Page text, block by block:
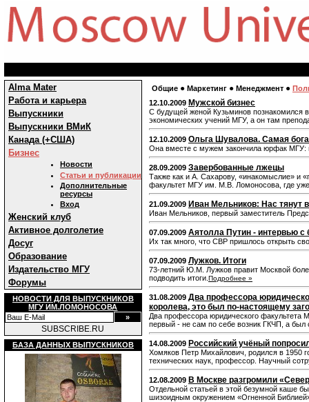
Alma Mater
Работа и карьера
Выпускники
Выпускники ВМиК
Канада (+США)
Бизнес
Новости
Статьи и публикации
Дополнительные
ресурсы
Вход
Женский клуб
Активное долголетие
Досуг
Образование
Издательство МГУ
Форумы
НОВОСТИ ДЛЯ ВЫПУСКНИКОВ
МГУ ИМ.ЛОМОНОСОВА
SUBSCRIBE.RU
БАЗА ДАННЫХ ВЫПУСКНИКОВ
Общие ● Маркетинг ● Менеджмент ●
12.10.2009 Мужской бизнес
С будущей женой Кузьминов познакомился
экономических учений МГУ, а он там
12.10.2009 Ольга Шувалова. Самая
Она вместе с мужем закончила юрфак МГУ:
28.09.2009 Завербованные лжецы
Также как и А. Сахарову, «инакомыслие» и
факультет МГУ им. М.В. Ломоносова, где
21.09.2009 Иван Мельников: Нас
Иван Мельников, первый заместитель
07.09.2009 Аятолла Путин - интервью
Их так много, что СВР пришлось открыть
07.09.2009 Лужков. Итоги
73-летний Ю.М. Лужков правит Москвой
подводить итоги. Подробнее »
31.08.2009 Два профессора
королева, это был по-настоящему
Два профессора юридического факультета
первый - не сам по себе возник ГКЧП, а был
14.08.2009 Российский учёный
Хомяков Петр Михайлович, родился в 1950
технических наук, профессор. Научный
12.08.2009 В Москве разгромили
Отдельной статьей в этой безумной каше
шизоидным окружением «Огненной